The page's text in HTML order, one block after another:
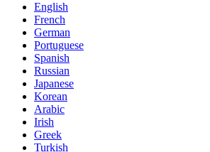
English
French
German
Portuguese
Spanish
Russian
Japanese
Korean
Arabic
Irish
Greek
Turkish